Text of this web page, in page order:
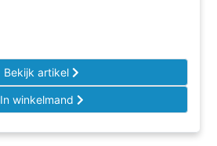
Bekijk artikel
In winkelmand